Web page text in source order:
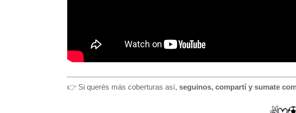
👉 Si querés más coberturas así,seguinos, compartí y sumate